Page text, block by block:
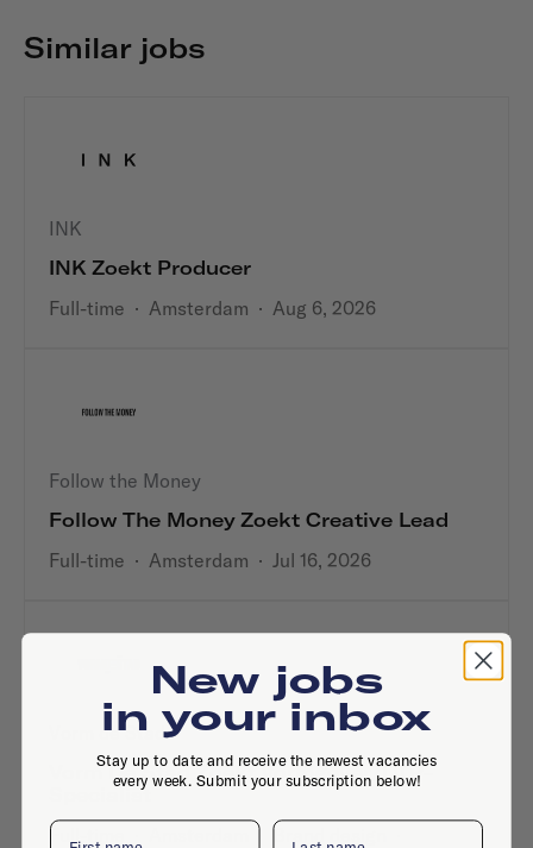
Similar jobs
INK
INK Zoekt Producer
Full-time · Amsterdam · Aug 6, 2026
Follow the Money
Follow The Money Zoekt Creative Lead
Full-time · Amsterdam · Jul 16, 2026
Vorm de Stad
Vorm De Stad Zoekt Vormgever/DTP-
Specialist
Full-time · Brand design
New jobs
in your inbox
Stay up to date and receive the newest vacancies
every week. Submit your subscription below!
First name Last name